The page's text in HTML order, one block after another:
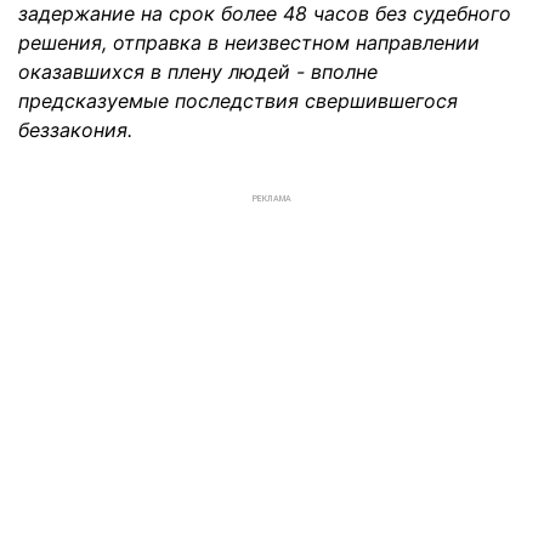
задержание на срок более 48 часов без судебного
решения, отправка в неизвестном направлении
оказавшихся в плену людей - вполне
предсказуемые последствия свершившегося
беззакония.
РЕКЛАМА